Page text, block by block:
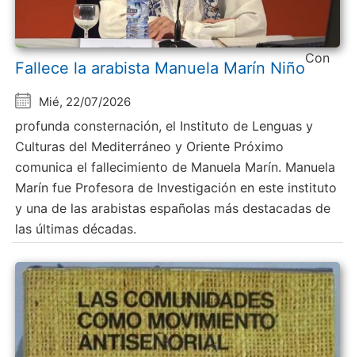
Fallece la arabista Manuela Marín Niño
Mié, 22/07/2026
Con
profunda consternación, el Instituto de Lenguas y
Culturas del Mediterráneo y Oriente Próximo
comunica el fallecimiento de Manuela Marín. Manuela
Marín fue Profesora de Investigación en este instituto
y una de las arabistas españolas más destacadas de
las últimas décadas.